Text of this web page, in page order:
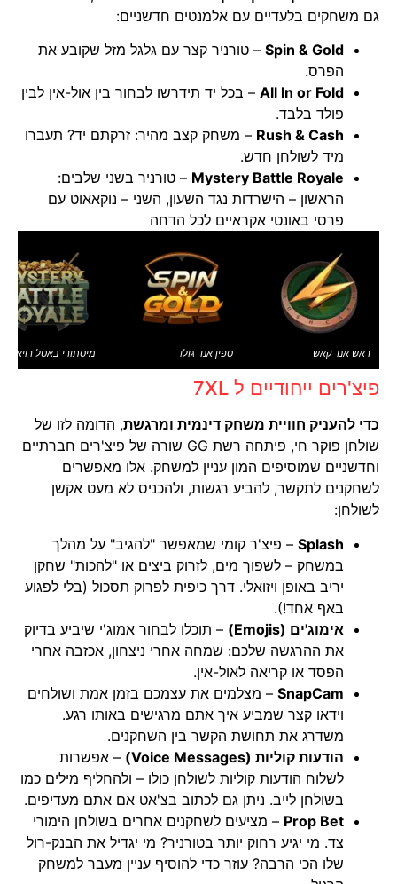
גם משחקים בלעדיים עם אלמנטים חדשניים:
Spin & Gold – טורניר קצר עם גלגל מזל שקובע את
הפרס.
All In or Fold – בכל יד תידרשו לבחור בין אול-אין לבין
פולד בלבד.
Rush & Cash – משחק קצב מהיר: זרקתם יד? תעברו
מיד לשולחן חדש.
Mystery Battle Royale – טורניר בשני שלבים:
הראשון – הישרדות נגד השעון, השני – נוקאאוט עם
פרסי באונטי אקראיים לכל הדחה
ראש אנד קאש ספין אנד גולד מיסתורי באטל רויאל
פיצ'רים ייחודיים ל 7XL
כדי להעניק חוויית משחק דינמית ומרגשת, הדומה לזו של
שולחן פוקר חי, פיתחה רשת GG שורה של פיצ'רים חברתיים
וחדשניים שמוסיפים המון עניין למשחק. אלו מאפשרים
לשחקנים לתקשר, להביע רגשות, ולהכניס לא מעט אקשן
לשולחן:
Splash – פיצ'ר קומי שמאפשר "להגיב" על מהלך
במשחק – לשפוך מים, לזרוק ביצים או "להכות" שחקן
יריב באופן ויזואלי. דרך כיפית לפרוק תסכול (בלי לפגוע
באף אחד!).
אימוג'ים (Emojis)
– תוכלו לבחור אמוג'י שיביע בדיוק
את ההרגשה שלכם: שמחה אחרי ניצחון, אכזבה אחרי
הפסד או קריאה לאול-אין.
SnapCam – מצלמים את עצמכם בזמן אמת ושולחים
וידאו קצר שמביע איך אתם מרגישים באותו רגע.
משדרג את תחושת הקשר בין השחקנים.
הודעות קוליות (Voice Messages)
– אפשרות
לשלוח הודעות קוליות לשולחן כולו – ולהחליף מילים כמו
בשולחן לייב. ניתן גם לכתוב בצ'אט אם אתם מעדיפים.
Prop Bet – מציעים לשחקנים אחרים בשולחן הימורי
צד. מי יגיע רחוק יותר בטורניר? מי יגדיל את הבנק-רול
שלו הכי הרבה? עוזר כדי להוסיף עניין מעבר למשחק